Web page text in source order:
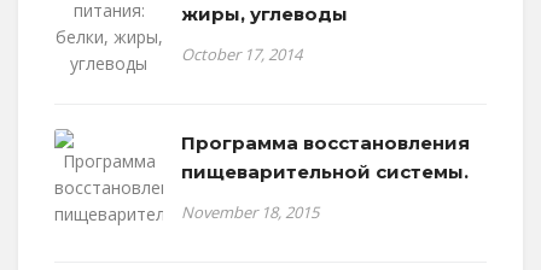
жиры, углеводы
October 17, 2014
Программа восстановления
пищеварительной системы.
November 18, 2015